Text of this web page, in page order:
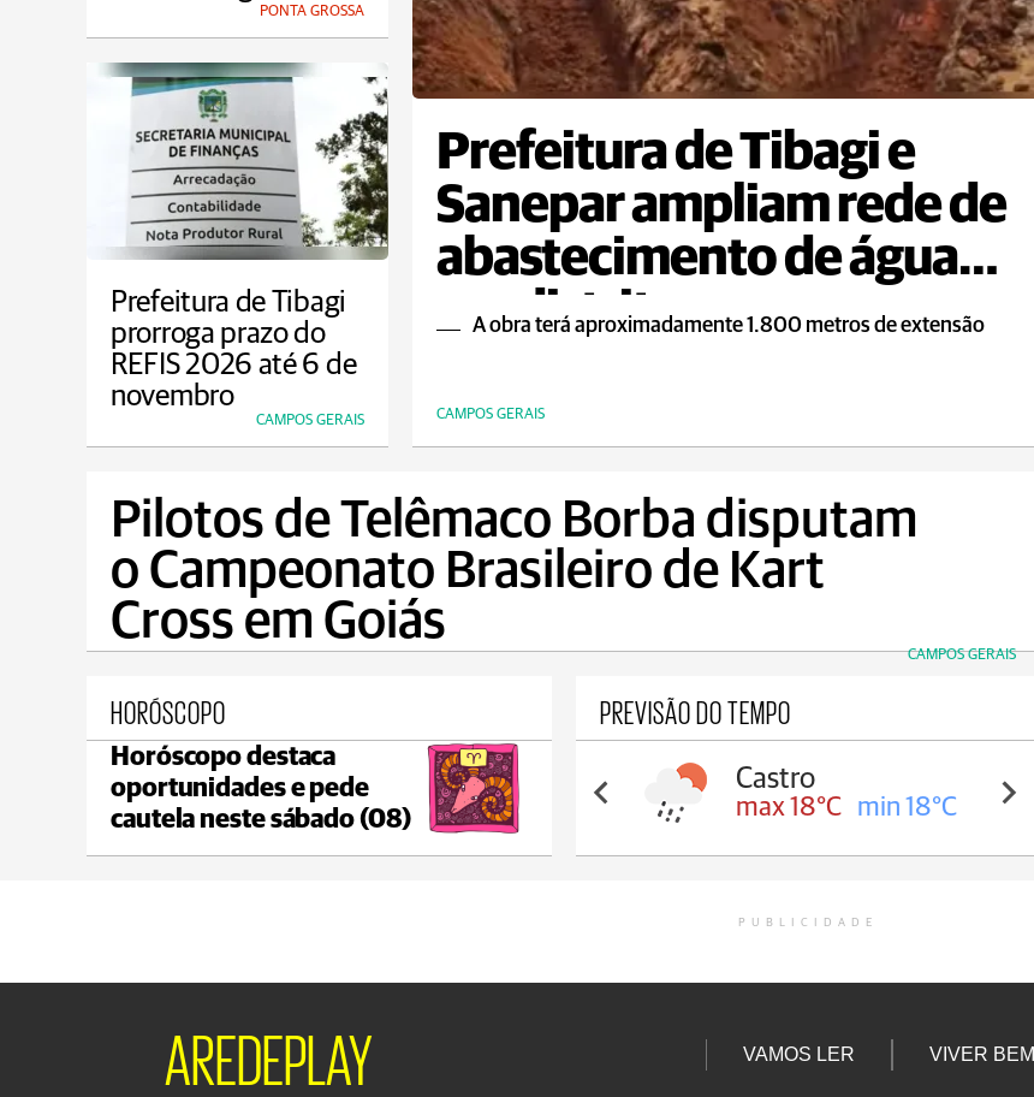
PONTA GROSSA
Prefeitura de Tibagi e
Sanepar ampliam rede de
abastecimento de água
em distrito
A obra terá aproximadamente 1.800 metros de extensão
CAMPOS GERAIS
Prefeitura de Tibagi
prorroga prazo do
REFIS 2026 até 6 de
novembro
CAMPOS GERAIS
Pilotos de Telêmaco Borba disputam
o Campeonato Brasileiro de Kart
Cross em Goiás
CAMPOS GERAIS
HORÓSCOPO
Horóscopo destaca
oportunidades e pede
cautela neste sábado (08)
PREVISÃO DO TEMPO
Ponta Grossa
max 17°C min 17°C
Castro
max 18°C min 18°C
PUBLICIDADE
AREDEPLAY VAMOS LER VIVER BEM